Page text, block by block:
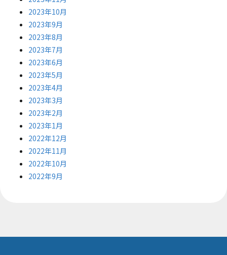
2023年10月
2023年9月
2023年8月
2023年7月
2023年6月
2023年5月
2023年4月
2023年3月
2023年2月
2023年1月
2022年12月
2022年11月
2022年10月
2022年9月